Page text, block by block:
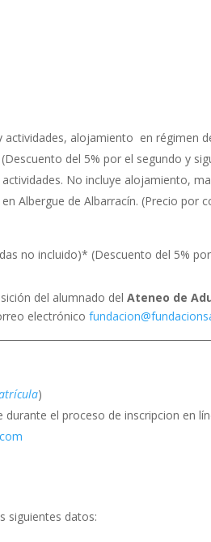
actividades, alojamiento en régimen
del 5% por el segundo y
No incluye alojamiento,
en Albergue de Albarracín. (Precio por
no incluido)* (Descuento del 5%
del alumnado del Ateneo de
electrónico
)
el proceso de inscripcion en
siguientes datos: